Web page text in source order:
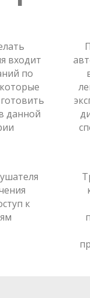
входит
по
данной
к